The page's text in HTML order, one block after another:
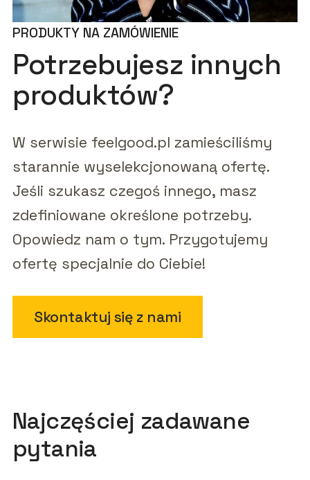
PRODUKTY NA ZAMÓWIENIE
Potrzebujesz innych
produktów?
W serwisie feelgood.pl zamieściliśmy
starannie wyselekcjonowaną ofertę.
Jeśli szukasz czegoś innego, masz
zdefiniowane określone potrzeby.
Opowiedz nam o tym. Przygotujemy
ofertę specjalnie do Ciebie!
Skontaktuj się z nami
Najczęściej zadawane
pytania